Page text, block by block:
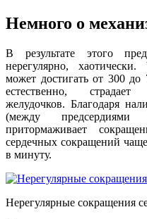
Немного о
В результате этого
нерегулярно,
может достигать от 300
естественно, страдает
желудочков. Благодаря
(между
притормаживает
сердечных сокращений
в минуту.
Нерегулярные сокращения